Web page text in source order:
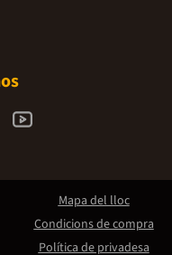
Mapa del lloc
Condicions de compra
Política de privadesa